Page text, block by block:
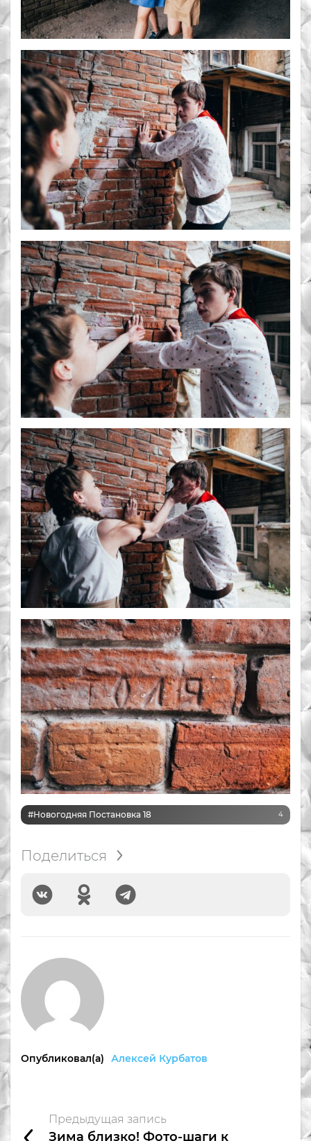
#Новогодняя Постановка 18 4
Поделиться
Опубликовал(а) Алексей Курбатов
Предыдущая запись
Зима близко! Фото-шаги к